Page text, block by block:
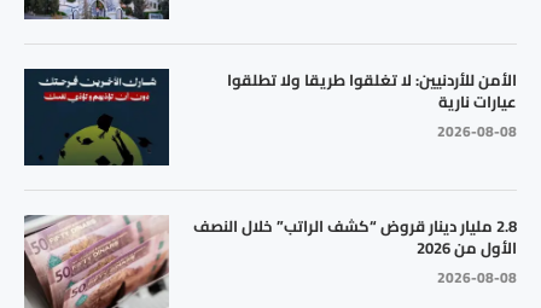
الأمن للأردنيين: لا تغلقوا طريقا ولا تطلقوا
عيارات نارية
2026-08-08
2.8 مليار دينار قروض “كشف الراتب” خلال النصف
الأول من 2026
2026-08-08